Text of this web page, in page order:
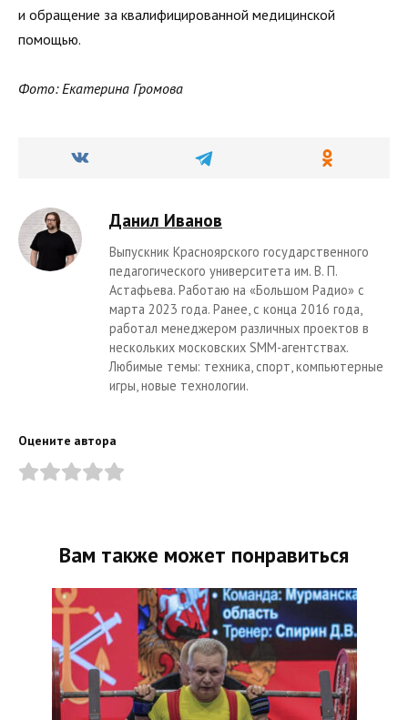
и обращение за квалифицированной медицинской
помощью.
Фото: Екатерина Громова
Данил Иванов
Выпускник Красноярского государственного
педагогического университета им. В. П.
Астафьева. Работаю на «Большом Радио» с
марта 2023 года. Ранее, с конца 2016 года,
работал менеджером различных проектов в
нескольких московских SMM-агентствах.
Любимые темы: техника, спорт, компьютерные
игры, новые технологии.
Оцените автора
Вам также может понравиться